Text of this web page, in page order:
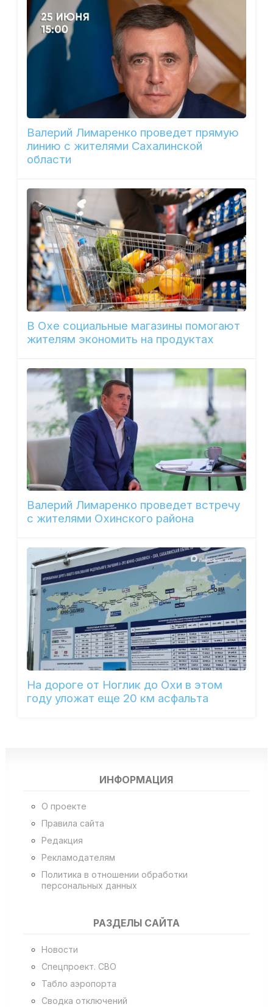
Валерий Лимаренко проведет прямую
линию с жителями Сахалинской
области
В Охе социальные магазины помогают
жителям экономить на продуктах
Валерий Лимаренко проведет встречу
с жителями Охинского района
На дороге от Ноглик до Охи в этом
году уложат еще 20 км асфальта
ИНФОРМАЦИЯ
О проекте
Правила сайта
Редакция
Рекламодателям
Политика в отношении обработки
персональных данных
РАЗДЕЛЫ САЙТА
Новости
Спецпроект. СВО
Табло аэропорта
Сводка отключений